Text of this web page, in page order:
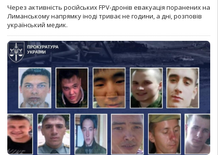
Через активність російських FPV-дронів евакуація поранених на
Лиманському напрямку іноді триває не години, а дні, розповів
український медик.